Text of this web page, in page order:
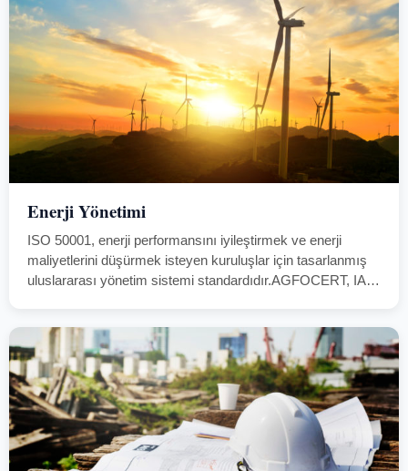
Enerji Yönetimi
ISO 50001, enerji performansını iyileştirmek ve enerji
maliyetlerini düşürmek isteyen kuruluşlar için tasarlanmış
uluslararası yönetim sistemi standardıdır.AGFOCERT, IAS
analiz ve sürekli iyileştirme süreçlerini belgelendirir.Sonuç:
Daha…